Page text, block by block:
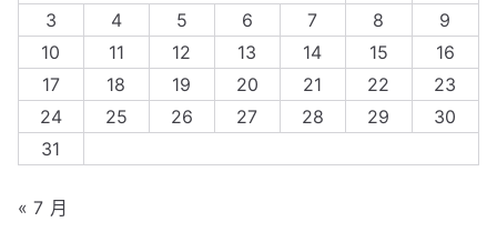
f
o
r
:
3
4 5 6 7 8
9
10
11 12 13 14 15
16
17
18 19 20 21 22
23
24
25 26 27 28 29
30
31
« 7 月